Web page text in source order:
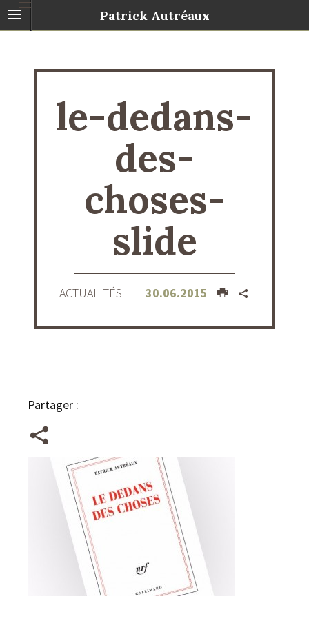
Patrick Autréaux
le-dedans-
des-
choses-
slide
ACTUALITÉS 30.06.2015
Partager :